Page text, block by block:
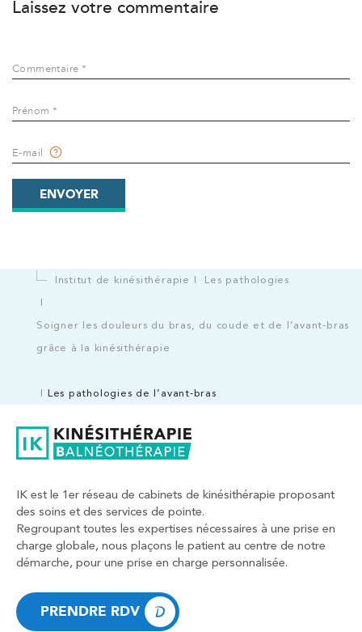
Laissez votre commentaire
Commentaire *
Prénom *
E-mail
ENVOYER
Institut de kinésithérapie Les pathologies
Soigner les douleurs du bras, du coude et de l’avant-bras
grâce à la kinésithérapie
Les pathologies de l’avant-bras
IK est le 1er réseau de cabinets de kinésithérapie proposant
des soins et des services de pointe.
Regroupant toutes les expertises nécessaires à une prise en
charge globale, nous plaçons le patient au centre de notre
démarche, pour une prise en charge personnalisée.
PRENDRE RDV
PRENDRE RDV
8 Rue de Paris 92190 Meudon
01 40 95 01 09
PRENDRE RDV
Kinésithérapie